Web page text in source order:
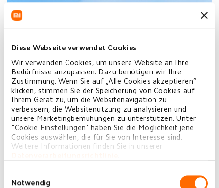
Diese Webseite verwendet Cookies
Wir verwenden Cookies, um unsere Website an Ihre
Bedürfnisse anzupassen. Dazu benötigen wir Ihre
Zustimmung. Wenn Sie auf „Alle Cookies akzeptieren“
klicken, stimmen Sie der Speicherung von Cookies auf
Ihrem Gerät zu, um die Websitenavigation zu
verbessern, die Websitenutzung zu analysieren und
unsere Marketingbemühungen zu unterstützen. Unter
"Cookie Einstellungen" haben Sie die Möglichkeit jene
Cookies auswählen, die für Sie von Interesse sind.
Weitere Informationen finden Sie in unserer
Notwendig